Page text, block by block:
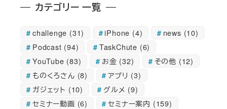
ジ
送
り
カテゴリー 一覧
challenge (31) iPhone (4) news (10)
Podcast (94) TaskChute (6)
YouTube (83) お金 (32) その他 (12)
ものくろさん (8) アプリ (3)
ガジェット (10) グルメ (9)
セミナー動画 (6) セミナー案内 (159)